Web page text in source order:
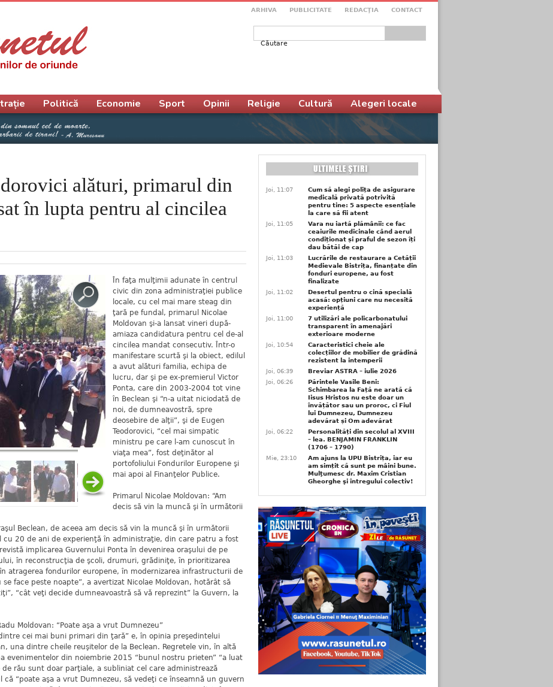
ARHIVA PUBLICITATE REDACŢIA CONTACT
Formular de căutare
alături, primarul din
în lupta pentru al cincilea
În faţa mulţimii adunate în centrul
civic din zona administraţiei publice
locale, cu cel mai mare steag din
ţară pe fundal, primarul Nicolae
Moldovan şi-a lansat vineri după-
amiaza candidatura pentru cel de-al
cincilea mandat consecutiv. Într-o
manifestare scurtă şi la obiect, edilul
a avut alături familia, echipa de
lucru, dar şi pe ex-premierul Victor
Ponta, care din 2003-2004 tot vine
în Beclean şi “n-a uitat niciodată de
noi, de dumneavostră, spre
deosebire de alţii”, şi de Eugen
Teodorovici, “cel mai simpatic
ministru pe care l-am cunoscut în
viaţa mea”, fost deţinător al
portofoliului Fondurilor Europene şi
mai apoi al Finanţelor Publice.
Primarul Nicolae Moldovan: “Am
decis să vin la muncă şi în următorii
Beclean, de aceea am decis să vin la muncă şi în următorii
cu 20 de ani de experienţă în administraţie, din care patru a fost
implicarea Guvernului Ponta în devenirea oraşului de pe
în reconstrucţia de şcoli, drumuri, grădiniţe, în prioritizarea
atragerea fondurilor europene, în modernizarea infrastructurii de
face peste noapte”, a avertizat Nicolae Moldovan, hotărât să
“cât veţi decide dumneavoastră să vă reprezint” la Guvern, la
Moldovan: “Poate aşa a vrut Dumnezeu”
cei mai buni primari din ţară” e, în opinia preşedintelui
una dintre cheile reuşitelor de la Beclean. Regretele vin, în altă
evenimentelor din noiembrie 2015 “bunul nostru prieten” “a luat
rău sunt doar parţiale, a subliniat cel care administrează
că “poate aşa a vrut Dumnezeu, să vedeţi ce înseamnă un guvern
Politică Economie Sport Opinii Religie Cultură Alegeri locale
Joi, 11:07
Cum să alegi polița de asigurare
medicală privată potrivită
pentru tine: 5 aspecte esențiale
la care să fii atent
Joi, 11:05
Vara nu iartă plămânii: ce fac
ceaiurile medicinale când aerul
condiționat și praful de sezon îți
dau bătăi de cap
Joi, 11:03
Lucrările de restaurare a Cetății
Medievale Bistrița, finanțate din
fonduri europene, au fost
finalizate
Joi, 11:02
Desertul pentru o cină specială
acasă: opțiuni care nu necesită
experiență
Joi, 11:00
7 utilizări ale policarbonatului
transparent în amenajări
exterioare moderne
Joi, 10:54
Caracteristici cheie ale
colecțiilor de mobilier de grădină
rezistent la intemperii
Joi, 06:39
Breviar ASTRA – iulie 2026
Joi, 06:26
Părintele Vasile Beni:
Schimbarea la Față ne arată că
Iisus Hristos nu este doar un
învățător sau un proroc, ci Fiul
lui Dumnezeu, Dumnezeu
adevărat și Om adevărat
Joi, 06:22
Personalități din secolul al XVIII
– lea. BENJAMIN FRANKLIN
(1706 – 1790)
Mie, 23:10
Am ajuns la UPU Bistrița, iar eu
am simțit că sunt pe mâini bune.
Mulţumesc dr. Maxim Cristian
Gheorghe şi întregului colectiv!